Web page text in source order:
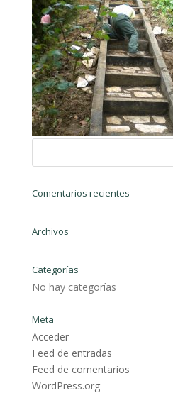
Comentarios recientes
Archivos
Categorías
No hay categorías
Meta
Acceder
Feed de entradas
Feed de comentarios
WordPress.org